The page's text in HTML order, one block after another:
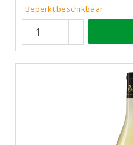
Beperkt beschikbaar